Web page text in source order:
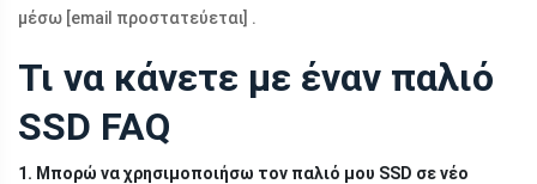
μέσω [email προστατεύεται] .
Τι να κάνετε με έναν παλιό
SSD FAQ
1. Μπορώ να χρησιμοποιήσω τον παλιό μου SSD σε νέο